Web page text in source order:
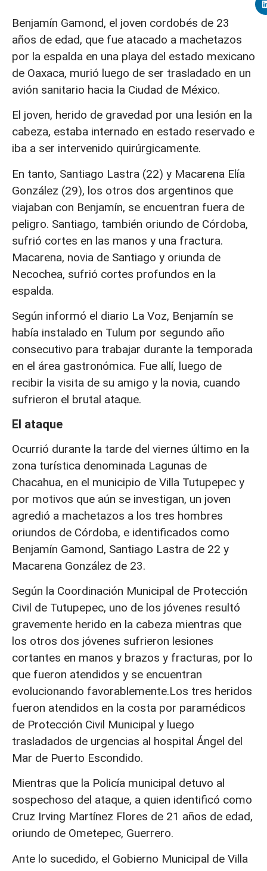
Benjamín Gamond, el joven cordobés de 23
años de edad, que fue atacado a machetazos
por la espalda en una playa del estado mexicano
de Oaxaca, murió luego de ser trasladado en un
avión sanitario hacia la Ciudad de México.
El joven, herido de gravedad por una lesión en la
cabeza, estaba internado en estado reservado e
iba a ser intervenido quirúrgicamente.
En tanto, Santiago Lastra (22) y Macarena Elía
González (29), los otros dos argentinos que
viajaban con Benjamín, se encuentran fuera de
peligro. Santiago, también oriundo de Córdoba,
sufrió cortes en las manos y una fractura.
Macarena, novia de Santiago y oriunda de
Necochea, sufrió cortes profundos en la
espalda.
Según informó el diario La Voz, Benjamín se
había instalado en Tulum por segundo año
consecutivo para trabajar durante la temporada
en el área gastronómica. Fue allí, luego de
recibir la visita de su amigo y la novia, cuando
sufrieron el brutal ataque.
El ataque
Ocurrió durante la tarde del viernes último en la
zona turística denominada Lagunas de
Chacahua, en el municipio de Villa Tutupepec y
por motivos que aún se investigan, un joven
agredió a machetazos a los tres hombres
oriundos de Córdoba, e identificados como
Benjamín Gamond, Santiago Lastra de 22 y
Macarena González de 23.
Según la Coordinación Municipal de Protección
Civil de Tutupepec, uno de los jóvenes resultó
gravemente herido en la cabeza mientras que
los otros dos jóvenes sufrieron lesiones
cortantes en manos y brazos y fracturas, por lo
que fueron atendidos y se encuentran
evolucionando favorablemente.Los tres heridos
fueron atendidos en la costa por paramédicos
de Protección Civil Municipal y luego
trasladados de urgencias al hospital Ángel del
Mar de Puerto Escondido.
Mientras que la Policía municipal detuvo al
sospechoso del ataque, a quien identificó como
Cruz Irving Martínez Flores de 21 años de edad,
oriundo de Ometepec, Guerrero.
Ante lo sucedido, el Gobierno Municipal de Villa